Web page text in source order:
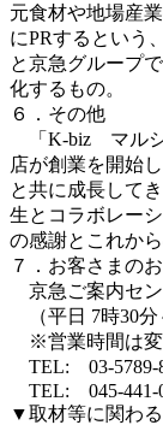
元食材や地場産
にPRするという
と京急グループ
化するもの。
６．その他
「K-biz マルシ
店が創業を開始
と共に成長して
生とコラボレー
の感謝とこれか
７．お客さまの
京急ご案内セ
（平日 7時30分
※営業時間は変
TEL: 03-5789-
TEL: 045-441-
▼取材等に関わ